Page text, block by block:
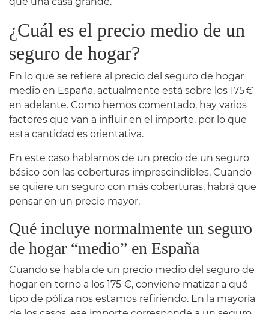
¿Cuál es el precio medio de un
seguro de hogar?
En lo que se refiere al precio del seguro de hogar
medio en España, actualmente está sobre los 175 €
en adelante. Como hemos comentado, hay varios
factores que van a influir en el importe, por lo que
esta cantidad es orientativa.
En este caso hablamos de un precio de un seguro
básico con las coberturas imprescindibles. Cuando
se quiere un seguro con más coberturas, habrá que
pensar en un precio mayor.
Qué incluye normalmente un seguro
de hogar “medio” en España
Cuando se habla de un precio medio del seguro de
hogar en torno a los 175 €, conviene matizar a qué
tipo de póliza nos estamos refiriendo. En la mayoría